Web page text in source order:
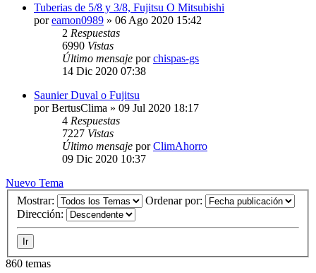
Tuberias de 5/8 y 3/8, Fujitsu O Mitsubishi
poreamon0989 » 06 Ago 2020 15:42
2 Respuestas
6990 Vistas
Último mensaje porchispas-gs
14 Dic 2020 07:38
Saunier Duval o Fujitsu
porBertusClima » 09 Jul 2020 18:17
4 Respuestas
7227 Vistas
Último mensaje porClimAhorro
09 Dic 2020 10:37
Nuevo Tema
Mostrar:
Ordenar por:
Dirección:
860 temas